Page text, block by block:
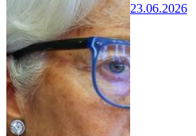
23.06.2026